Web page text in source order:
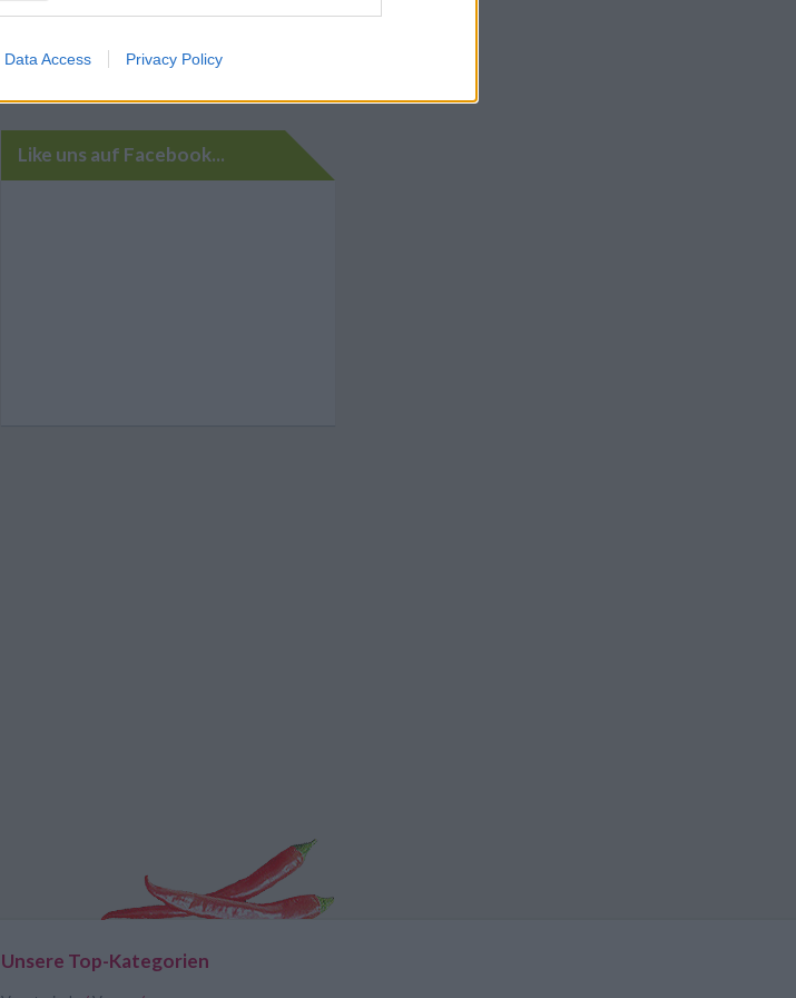
Data Access Privacy Policy
Like uns auf Facebook...
Unsere Top-Kategorien